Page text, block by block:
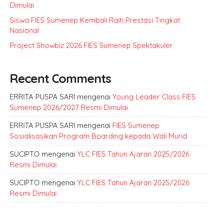
Dimulai
Siswa FIES Sumenep Kembali Raih Prestasi Tingkat
Nasional
Project Showbiz 2026 FIES Sumenep Spektakuler
Recent Comments
ERRITA PUSPA SARI mengenai Young Leader Class FIES
Sumenep 2026/2027 Resmi Dimulai
ERRITA PUSPA SARI mengenai FIES Sumenep
Sosialisasikan Program Boarding kepada Wali Murid
SUCIPTO mengenai YLC FIES Tahun Ajaran 2025/2026
Resmi Dimulai
SUCIPTO mengenai YLC FIES Tahun Ajaran 2025/2026
Resmi Dimulai